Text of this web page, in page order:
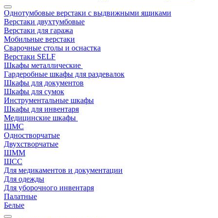
Однотумбовые верстаки с выдвижными ящиками
Верстаки двухтумбовые
Верстаки для гаража
Мобильные верстаки
Сварочные столы и оснастка
Верстаки SELF
Шкафы металлические
Гардеробные шкафы для раздевалок
Шкафы для документов
Шкафы для сумок
Инструментальные шкафы
Шкафы для инвентаря
Медицинские шкафы
ШМС
Одностворчатые
Двухстворчатые
ШММ
ШСС
Для медикаментов и документации
Для одежды
Для уборочного инвентаря
Палатные
Белые